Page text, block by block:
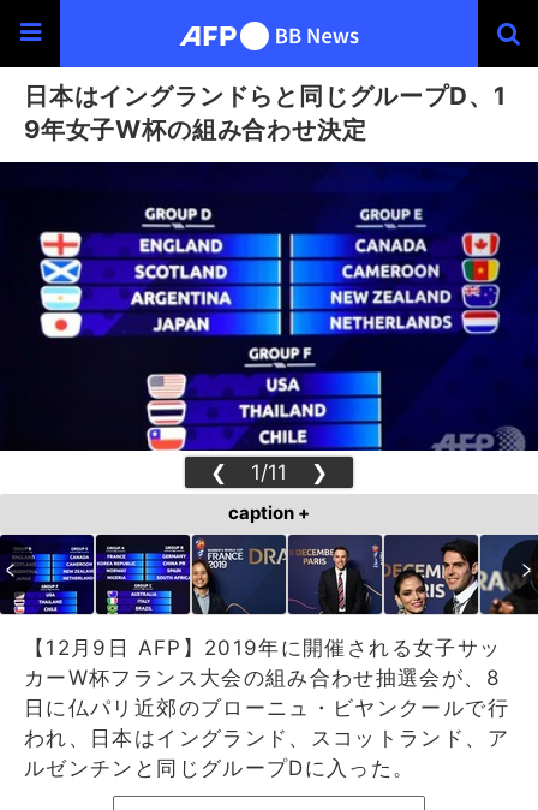
日本はイングランドらと同じグループD、1
9年女子W杯の組み合わせ決定
❮ 1/11 ❯
caption +
【12月9日 AFP】2019年に開催される女子サッ
カーW杯フランス大会の組み合わせ抽選会が、8
日に仏パリ近郊のブローニュ・ビヤンクールで行
われ、日本はイングランド、スコットランド、ア
ルゼンチンと同じグループDに入った。